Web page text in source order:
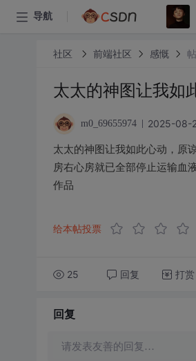
导航
社区 前端社区 感慨
太太的神图让我如
m0_69655974 2025-08-
太太的神图让我如此心动，原
房右心房就已全部停止运输血
作品
给本帖投票
25 回复 打赏
回复
请发表友善的回复…